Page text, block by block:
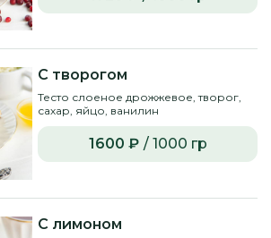
С творогом
Тесто слоеное дрожжевое, творог,
сахар, яйцо, ванилин
1600 ₽ / 1000 гр
С лимоном